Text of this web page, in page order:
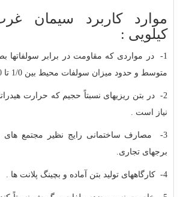
کیلویی :
1- در مواردی که مقاومت در برابر سولفاتها
متوسط و حدود میزان سولفات محیط بین 1/0 تا 2/0 درصد باشد .
2- در بتن ریزیهای نسبتاً حجیم که حرارت
نیاز است .
3- مصارف ساختمانی رایج نظیر مجتمع
برجهای تجاری.
4- کارگاههای تولید بتن آماده و بچینگ پلانت ها .